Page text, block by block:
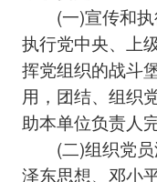
(一)宣传和执
执行党中央、上
挥党组织的战斗
用，团结、组织
助本单位负责人
(二)组织党员
泽东思想、邓小